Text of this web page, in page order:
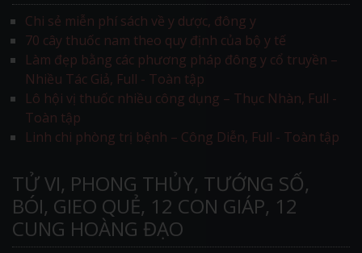
Chi sẻ miễn phí sách về y dược, đông y
70 cây thuốc nam theo quy định của bộ y tế
Làm đẹp bằng các phương pháp đông y cổ truyền –
Nhiều Tác Giả, Full - Toàn tập
Lô hội vị thuốc nhiều công dụng – Thục Nhàn, Full -
Toàn tập
Linh chi phòng trị bệnh – Công Diễn, Full - Toàn tập
TỬ VI, PHONG THỦY, TƯỚNG SỐ,
BÓI, GIEO QUẺ, 12 CON GIÁP, 12
CUNG HOÀNG ĐẠO